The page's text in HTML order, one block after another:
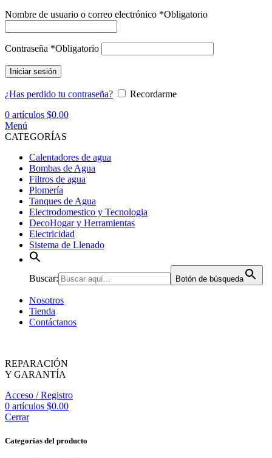
Nombre de usuario o correo electrónico *Obligatorio
Contraseña *Obligatorio
Iniciar sesión
¿Has perdido tu contraseña?
Recordarme
0 artículos $0.00
Menú
CATEGORÍAS
Calentadores de agua
Bombas de Agua
Filtros de agua
Plomería
Tanques de Agua
Electrodomestico y Tecnologia
DecoHogar y Herramientas
Electricidad
Sistema de Llenado
Buscar: Botón de búsqueda
Nosotros
Tienda
Contáctanos
REPARACIÓN
Y GARANTÍA
Acceso / Registro
0 artículos $0.00
Cerrar
Categorías del producto